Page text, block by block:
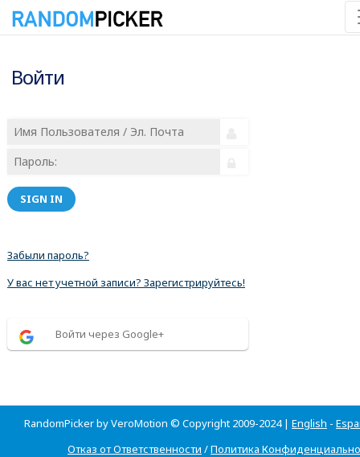
Войти
SIGN IN
Забыли пароль?
У вас нет учетной записи? Зарегистрируйтесь!
Войти через Google+
RandomPicker by VeroMotion © Copyright 2009-2024 | English -
Отказ от Ответственности /Политика